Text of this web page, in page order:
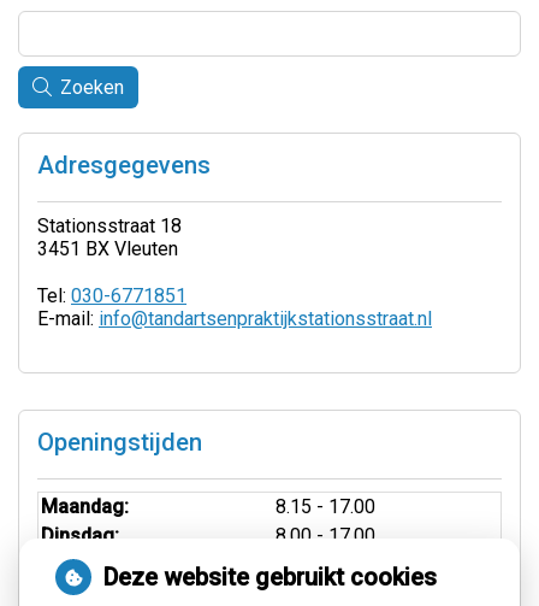
Zoeken
Adresgegevens
Stationsstraat 18
3451 BX Vleuten
Tel: 030-6771851
E-mail: info@tandartsenpraktijkstationsstraat.nl
Openingstijden
Maandag:
8.15 - 17.00
Dinsdag:
8.00 - 17.00
Woensdag:
8.00 - 21.00
Donderdag:
8.00 - 17.00
Deze website gebruikt cookies